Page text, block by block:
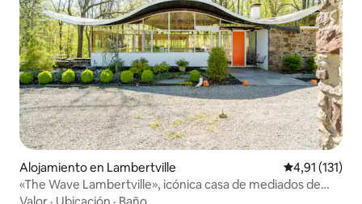
Alojamiento en Lambertville Calificación
4,91 (131)
«The Wave Lambertville», icónica casa de mediados de
siglo